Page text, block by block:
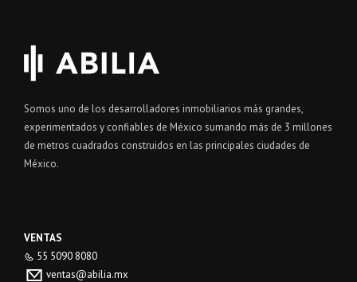
Somos uno de los desarrolladores inmobiliarios más grandes,
experimentados y confiables de México sumando más de 3 millones
de metros cuadrados construidos en las principales ciudades de
México.
VENTAS
55 5090 8080
ventas@abilia.mx